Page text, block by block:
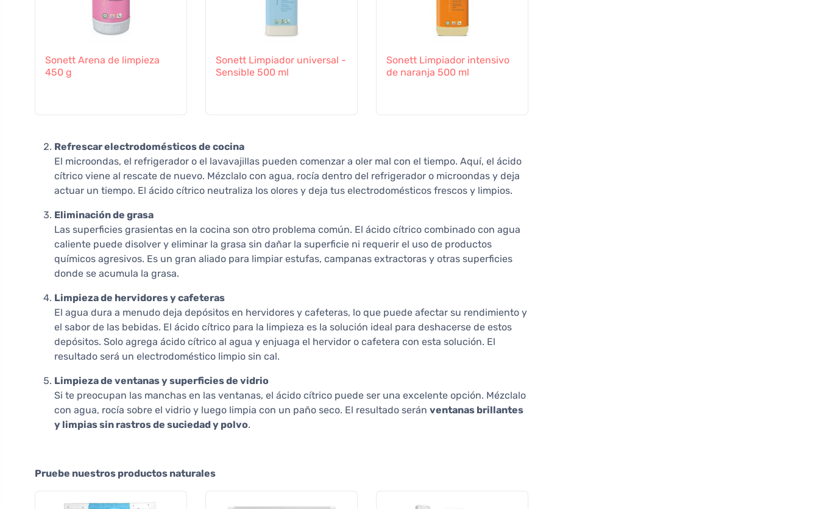
Sonett Arena de limpieza
450 g
Sonett Limpiador universal -
Sensible 500 ml
Sonett Limpiador intensivo
de naranja 500 ml
Refrescar electrodomésticos de cocina
El microondas, el refrigerador o el lavavajillas pueden comenzar a oler mal con el tiempo. Aquí, el ácido
cítrico viene al rescate de nuevo. Mézclalo con agua, rocía dentro del refrigerador o microondas y deja
actuar un tiempo. El ácido cítrico neutraliza los olores y deja tus electrodomésticos frescos y limpios.
Eliminación de grasa
Las superficies grasientas en la cocina son otro problema común. El ácido cítrico combinado con agua
caliente puede disolver y eliminar la grasa sin dañar la superficie ni requerir el uso de productos
químicos agresivos. Es un gran aliado para limpiar estufas, campanas extractoras y otras superficies
donde se acumula la grasa.
Limpieza de hervidores y cafeteras
El agua dura a menudo deja depósitos en hervidores y cafeteras, lo que puede afectar su rendimiento y
el sabor de las bebidas. El ácido cítrico para la limpieza es la solución ideal para deshacerse de estos
depósitos. Solo agrega ácido cítrico al agua y enjuaga el hervidor o cafetera con esta solución. El
resultado será un electrodoméstico limpio sin cal.
Limpieza de ventanas y superficies de vidrio
Si te preocupan las manchas en las ventanas, el ácido cítrico puede ser una excelente opción. Mézclalo
con agua, rocía sobre el vidrio y luego limpia con un paño seco. El resultado serán ventanas brillantes
y limpias sin rastros de suciedad y polvo.
Pruebe nuestros productos naturales